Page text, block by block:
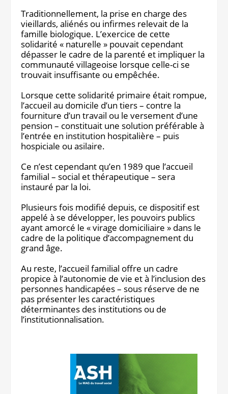
Traditionnellement, la prise en charge des
vieillards, aliénés ou infirmes relevait de la
famille biologique. L’exercice de cette
solidarité « naturelle » pouvait cependant
dépasser le cadre de la parenté et impliquer la
communauté villageoise lorsque celle-ci se
trouvait insuffisante ou empêchée.
Lorsque cette solidarité primaire était rompue,
l’accueil au domicile d’un tiers – contre la
fourniture d’un travail ou le versement d’une
pension – constituait une solution préférable à
l’entrée en institution hospitalière – puis
hospiciale ou asilaire.
Ce n’est cependant qu’en 1989 que l’accueil
familial – social et thérapeutique – sera
instauré par la loi.
Plusieurs fois modifié depuis, ce dispositif est
appelé à se développer, les pouvoirs publics
ayant amorcé le « virage domiciliaire » dans le
cadre de la politique d’accompagnement du
grand âge.
Au reste, l’accueil familial offre un cadre
propice à l’autonomie de vie et à l’inclusion des
personnes handicapées – sous réserve de ne
pas présenter les caractéristiques
déterminantes des institutions ou de
l’institutionnalisation.